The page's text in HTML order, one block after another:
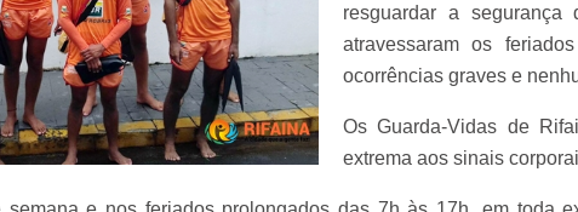
resguardar a
atravessaram os
ocorrências graves e
Os Guarda-Vidas de
extrema aos sinais